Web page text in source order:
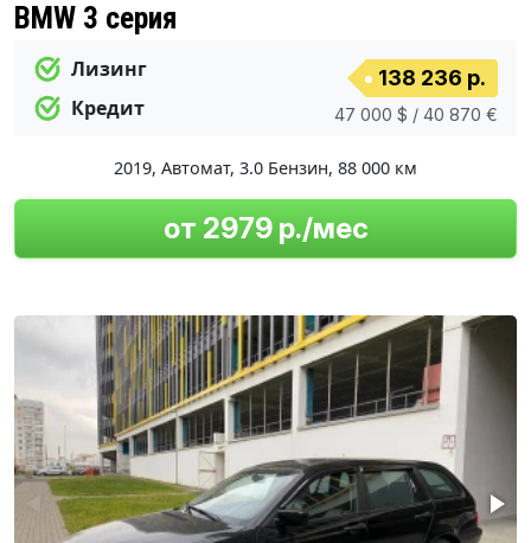
BMW 3 серия
Лизинг
Кредит
138 236 р.
47 000 $ / 40 870 €
2019, Автомат, 3.0 Бензин, 88 000 км
от 2979 р./мес